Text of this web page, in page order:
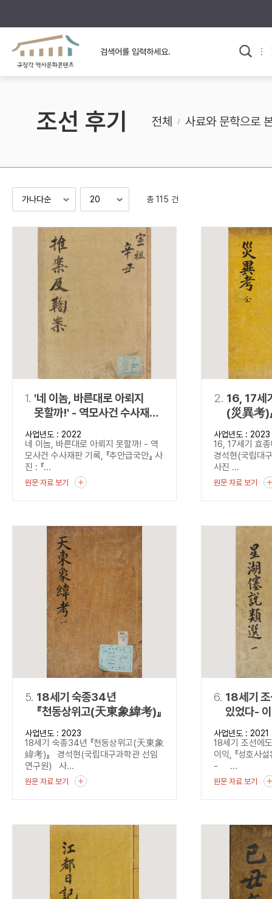
규장각의 어제와 오늘
규장각 소개영상
사료와 문학으로 본
고대
조선 후기
검색 연산자 사용안내
정조 AND 정약용
“정조”와 “정약
“정조” 또는 “
NOT 정조 NOT 정약용
“정조”가 나온
료를 검색
조선 후기 전체 사료와 문학으로
총 115 건
1. '네 이놈, 바른대로 아뢰지
못할까!' - 역모사건 수사재판
기록, 『추안급국안』
사업년도 : 2022
네 이놈, 바른대로 아뢰지 못할까! - 역
모사건 수사재판 기록, 『추안급국안』 사
진 : 『...
원문 자료 보기
2. 16, 17세
(災異考)
사업년도 : 2023
16, 17세기 효
경석현(국립대
사진 ...
원문 자료 보기
5. 18세기 숙종34년
『천동상위고(天東象緯考)』
사업년도 : 2023
18세기 숙종34년 『천동상위고(天東象
緯考)』 경석현(국립대구과학관 선임
연구원) 사...
원문 자료 보기
6. 18세기
있었다-
(星湖僿
사업년도 : 2021
18세기 조선에
이익, 『성호사
- ...
원문 자료 보기